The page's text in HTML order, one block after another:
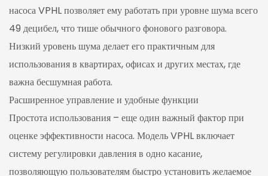
насоса VPHL позволяет ему работать при уровне шума всего
49 децибел, что тише обычного фонового разговора.
Низкий уровень шума делает его практичным для
использования в квартирах, офисах и других местах, где
важна бесшумная работа.
Расширенное управление и удобные функции
Простота использования – еще один важный фактор при
оценке эффективности насоса. Модель VPHL включает
систему регулировки давления в одно касание,
позволяющую пользователям быстро установить желаемое